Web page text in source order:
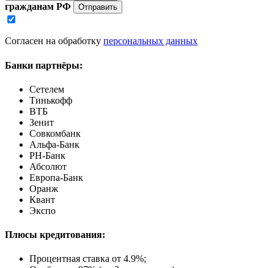
гражданам РФ
Отправить
Согласен на обработку персональных данных
Банки партнёры:
Сетелем
Тинькофф
ВТБ
Зенит
Совкомбанк
Альфа-Банк
РН-Банк
Абсолют
Европа-Банк
Оранж
Квант
Экспо
Плюсы кредитования:
Процентная ставка от 4.9%;